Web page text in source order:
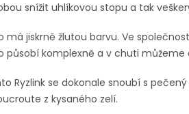
snížit uhlíkovou stopu a tak
má jiskrně žlutou barvu. Ve
působí komplexně a v chuti
Ryzlink se dokonale snoubí s
z kysaného zelí.